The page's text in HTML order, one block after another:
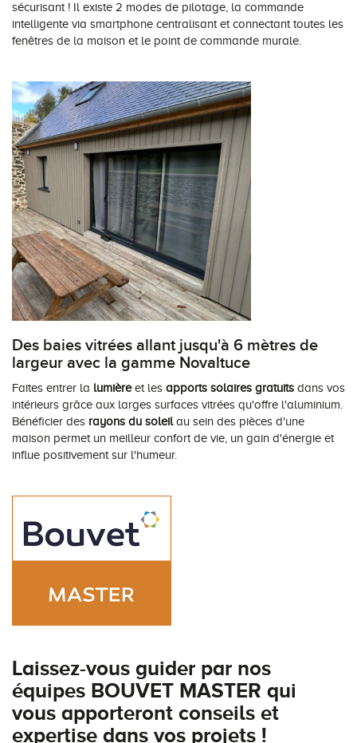
sécurisant ! Il existe 2 modes de pilotage, la commande
intelligente via smartphone centralisant et connectant toutes les
fenêtres de la maison et le point de commande murale.
Des baies vitrées allant jusqu'à 6 mètres de
largeur avec la gamme Novaltuce
Faites entrer la lumièreet les apports solaires gratuits dans vos
intérieurs grâce aux larges surfaces vitrées qu'offre l'aluminium.
Bénéficier des rayons du soleilau sein des pièces d'une
maison permet un meilleur confort de vie, un gain d'énergie et
influe positivement sur l'humeur.
Laissez-vous guider par nos
équipes BOUVET MASTER qui
vous apporteront conseils et
expertise dans vos projets !